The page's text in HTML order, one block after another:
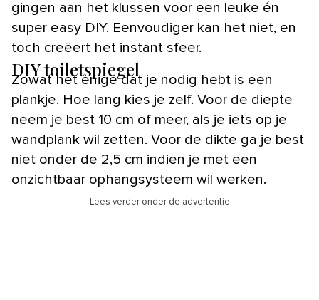
gingen aan het klussen voor een leuke én
super easy DIY. Eenvoudiger kan het niet, en
toch creëert het instant sfeer.
DIY toiletspiegel
Zowat het enige dat je nodig hebt is een
plankje. Hoe lang kies je zelf. Voor de diepte
neem je best 10 cm of meer, als je iets op je
wandplank wil zetten. Voor de dikte ga je best
niet onder de 2,5 cm indien je met een
onzichtbaar ophangsysteem wil werken.
Lees verder onder de advertentie